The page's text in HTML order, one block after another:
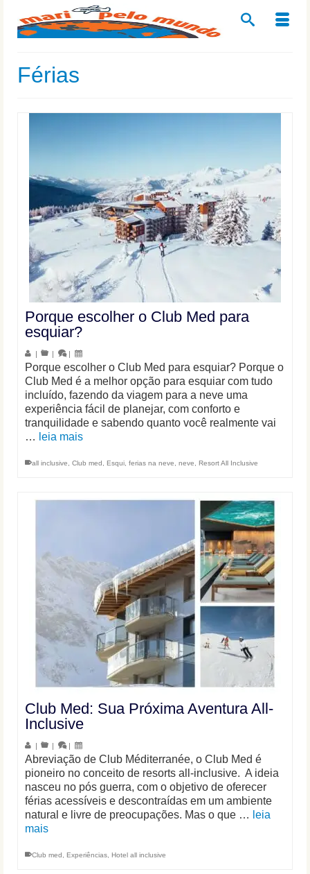
Férias
Porque escolher o Club Med para
esquiar?
| | |
Porque escolher o Club Med para esquiar? Porque o
Club Med é a melhor opção para esquiar com tudo
incluído, fazendo da viagem para a neve uma
experiência fácil de planejar, com conforto e
tranquilidade e sabendo quanto você realmente vai
… leia mais
all inclusive Club med Esqui ferias na neve neve Resort All Inclusive
Club Med: Sua Próxima Aventura All-
Inclusive
| | |
Abreviação de Club Méditerranée, o Club Med é
pioneiro no conceito de resorts all-inclusive. A ideia
nasceu no pós guerra, com o objetivo de oferecer
férias acessíveis e descontraídas em um ambiente
natural e livre de preocupações. Mas o que … leia
mais
Club med Experiências Hotel all inclusive